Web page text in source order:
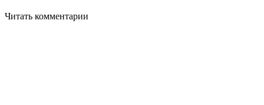
Читать комментарии